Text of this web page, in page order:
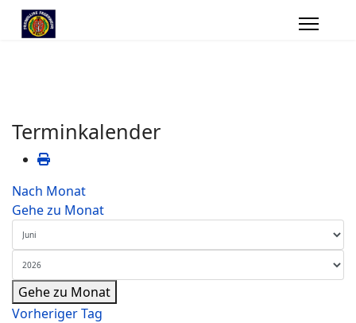
Terminkalender
Nach Monat
Gehe zu Monat
Gehe zu Monat
Vorheriger Tag